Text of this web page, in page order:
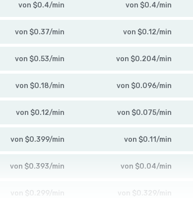
von $0.4/min von $0.4/min
von $0.37/min von $0.12/min
von $0.53/min von $0.204/min
von $0.18/min von $0.096/min
von $0.12/min von $0.075/min
von $0.399/min von $0.11/min
von $0.393/min von $0.04/min
von $ 0.299 / min von $ 0.329 / min